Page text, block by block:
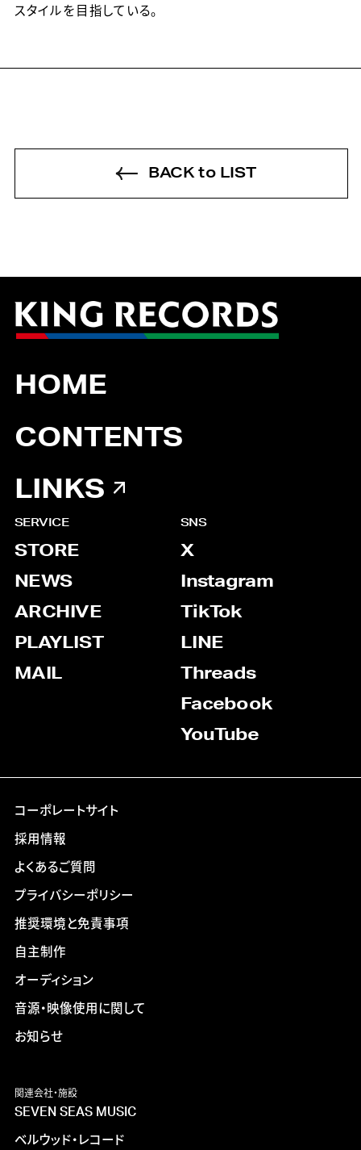
スタイルを目指している。
BACK to LIST
HOME
CONTENTS
LINKS
SERVICE
STORE
NEWS
ARCHIVE
PLAYLIST
MAIL
SNS
X
Instagram
TikTok
LINE
Threads
Facebook
YouTube
コーポレートサイト
採用情報
よくあるご質問
プライバシーポリシー
推奨環境と免責事項
自主制作
オーディション
音源・映像使用に関して
お知らせ
関連会社・施設
SEVEN SEAS MUSIC
ベルウッド・レコード